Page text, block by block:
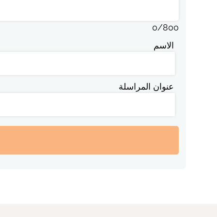
0/800
الاسم
عنوان المراسلة